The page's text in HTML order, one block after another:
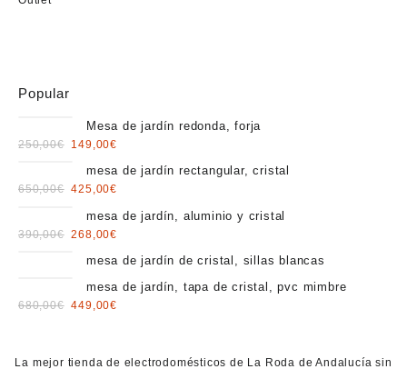
Popular
Mesa de jardín redonda, forja
250,00€ Original
149,00€
mesa de jardín rectangular, cristal
650,00€ Original
425,00€
mesa de jardín, aluminio y cristal
390,00€ Original
390,00€.
268,00€
268,00€.
mesa de jardín de cristal, sillas blancas
mesa de jardín, tapa de cristal, pvc mimbre
680,00€ Original
680,00€.
449,00€
449,00€.
La mejor tienda de electrodomésticos de La Roda de Andalucía sin